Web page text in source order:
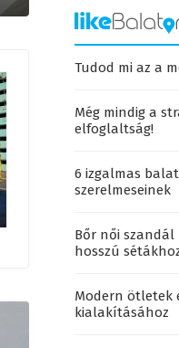
Tudod mi az a
Még mindig a
elfoglaltság!
6 izgalmas
szerelmeseinek
Bőr női szandál
hosszú
Modern ötletek
kialakításához